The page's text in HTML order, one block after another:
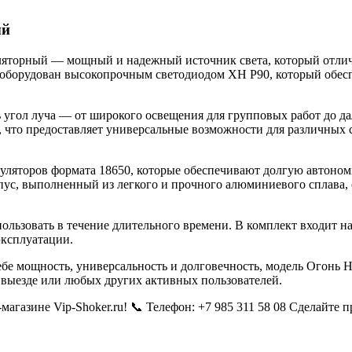
— мощный и надежный источник света, который
высокопрочным светодиодом XH P90, который
луча — от широкого освещения для групповых работ до
предоставляет универсальные возможности для
формата 18650, которые обеспечивают долгую
выполненный из легкого и прочного алюминиевого сплава,
в течение длительного времени. В комплект входит
мощность, универсальность и долговечность, модель
или любых других активных пользователей.
Vip-Shoker.ru! 📞 Телефон: +7 985 311 58 08